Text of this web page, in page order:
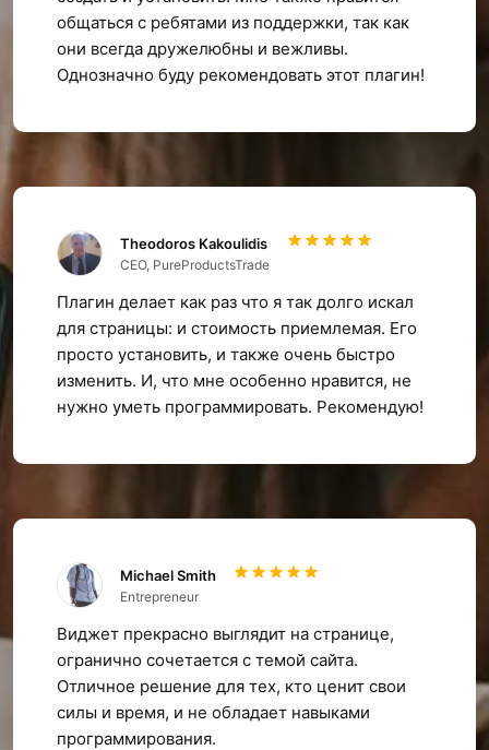
общаться с ребятами из поддержки, так как
они всегда дружелюбны и вежливы.
Однозначно буду рекомендовать этот плагин!
Theodoros Kakoulidis
CEO, PureProductsTrade
Плагин делает как раз что я так долго искал
для страницы: и стоимость приемлемая. Его
просто установить, и также очень быстро
изменить. И, что мне особенно нравится, не
нужно уметь программировать. Рекомендую!
Michael Smith
Entrepreneur
Виджет прекрасно выглядит на странице,
огранично сочетается с темой сайта.
Отличное решение для тех, кто ценит свои
силы и время, и не обладает навыками
программирования.